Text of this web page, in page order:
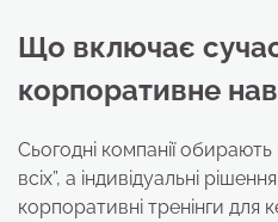
Що включає
корпоративне
Сьогодні компанії обирають
всіх”, а індивідуальні
корпоративні тренінги для